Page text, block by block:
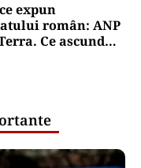
expun
român: ANP
Ce ascund